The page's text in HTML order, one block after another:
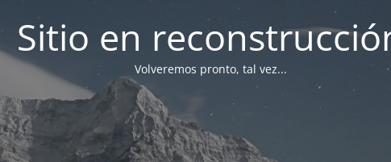
Sitio en
Volveremos pronto, tal vez...